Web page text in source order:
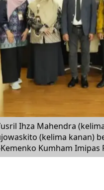
Ihza Mahendra
(kelima kanan)
Kumham Imipas